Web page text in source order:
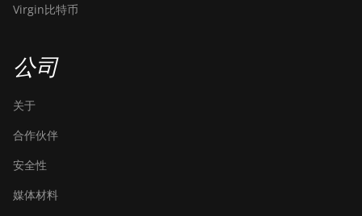
Virgin比特币
公司
关于
合作伙伴
安全性
媒体材料